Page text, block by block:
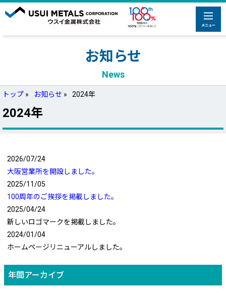
お知らせ
News
トップ » お知らせ » 2024年
2024年
2026/07/24
大阪営業所を開設しました。
2025/11/05
100周年のご挨拶を掲載しました。
2025/04/24
新しいロゴマークを掲載しました。
2024/01/04
ホームページリニューアルしました。
年間アーカイブ